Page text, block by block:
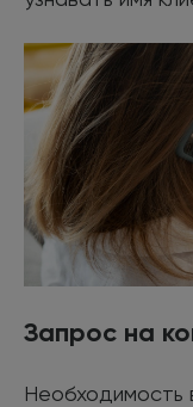
Запрос на
Необходимость